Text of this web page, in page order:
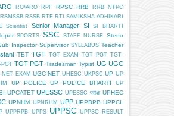
RO/ARO RPF RPSC RRB
RRB NTPC
RSMSSB RSSB RTE RTI SAMIKSHA ADHIKARI
Scientist Senior Manager SI SI BHARTI
SPORTS SSC STAFF NURSE
Steno
Inspector Supervisor SYLLABUS Teacher
TET TGT TGT EXAM TGT PGT TGT-
PGT TGT-PGT Tradesman Typist UG UGC
NET EXAM UGC-NET UHESC UKPSC UP UP
UP POLICE UP POLICE BHARTI
UP
UPCATET UPESSC UPESSC परीक्षा UPHEC
UPNHM UPNRHM UPP UPPBPB UPPCL
UPPRPB UPPS UPPSC UPPSC RESULT